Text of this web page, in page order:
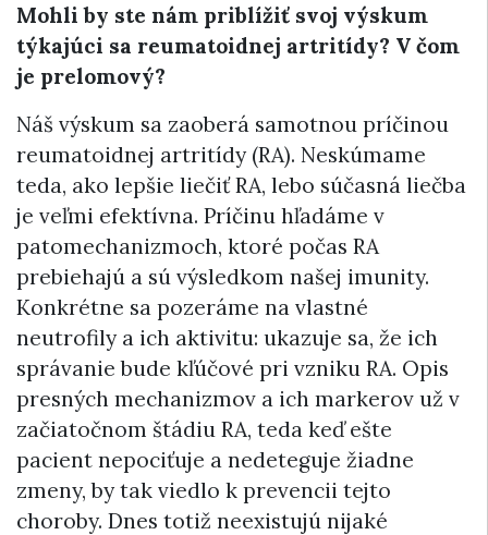
Mohli by ste nám priblížiť svoj výskum
týkajúci sa reumatoidnej artritídy? V čom
je prelomový?
Náš výskum sa zaoberá samotnou príčinou
reumatoidnej artritídy (RA). Neskúmame
teda, ako lepšie liečiť RA, lebo súčasná liečba
je veľmi efektívna. Príčinu hľadáme v
patomechanizmoch, ktoré počas RA
prebiehajú a sú výsledkom našej imunity.
Konkrétne sa pozeráme na vlastné
neutrofily a ich aktivitu: ukazuje sa, že ich
správanie bude kľúčové pri vzniku RA. Opis
presných mechanizmov a ich markerov už v
začiatočnom štádiu RA, teda keď ešte
pacient nepociťuje a nedeteguje žiadne
zmeny, by tak viedlo k prevencii tejto
choroby. Dnes totiž neexistujú nijaké